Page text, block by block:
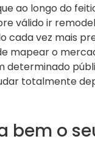
ao longo do
válido ir
cada vez mais
mapear o
determinado
totalmente
bem o